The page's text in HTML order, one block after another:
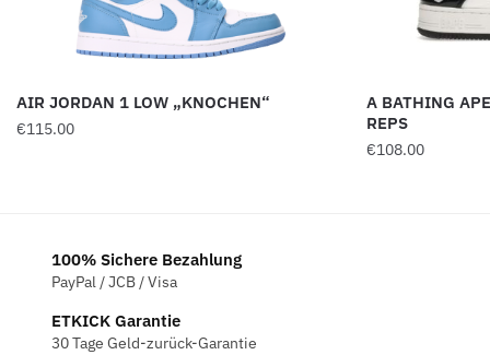
AIR JORDAN 1 LOW „KNOCHEN“
€115.00
A BATHING
REPS
€108.00
100% Sichere Bezahlung
PayPal / JCB / Visa
ETKICK Garantie
30 Tage Geld-zurück-Garantie